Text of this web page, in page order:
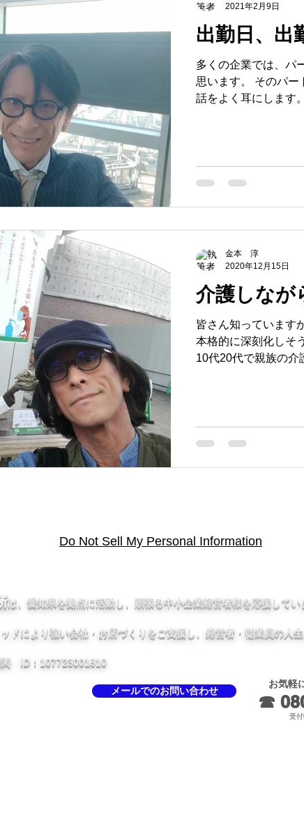
出勤日、出
多くの企業では、パ
思います。 そのパー
話をよく耳にします。 「定着せずにすぐに辞めてしま
2021年2月9日
介護しなが
皆さん知っています
本格的に深刻化しそ
10代20代で親族の介
金本 淳
2020年12月15日
Do Not Sell My Personal Information
は、愛知県を拠点に活動し、頑張る中小企業経営者様を応援してい
ドにより強い会社・お店づくりをご支援し、経営者・従業員の人
ID：107723001810
メールでのお問い合わせ
お気軽
☎
受